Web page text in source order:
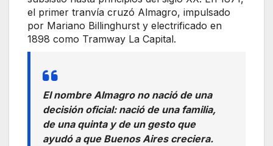
el primer tranvía cruzó Almagro, impulsado
por Mariano Billinghurst y electrificado en
1898 como Tramway La Capital.
El nombre Almagro no nació de una
decisión oficial: nació de una familia,
de una quinta y de un gesto que
ayudó a que Buenos Aires creciera.